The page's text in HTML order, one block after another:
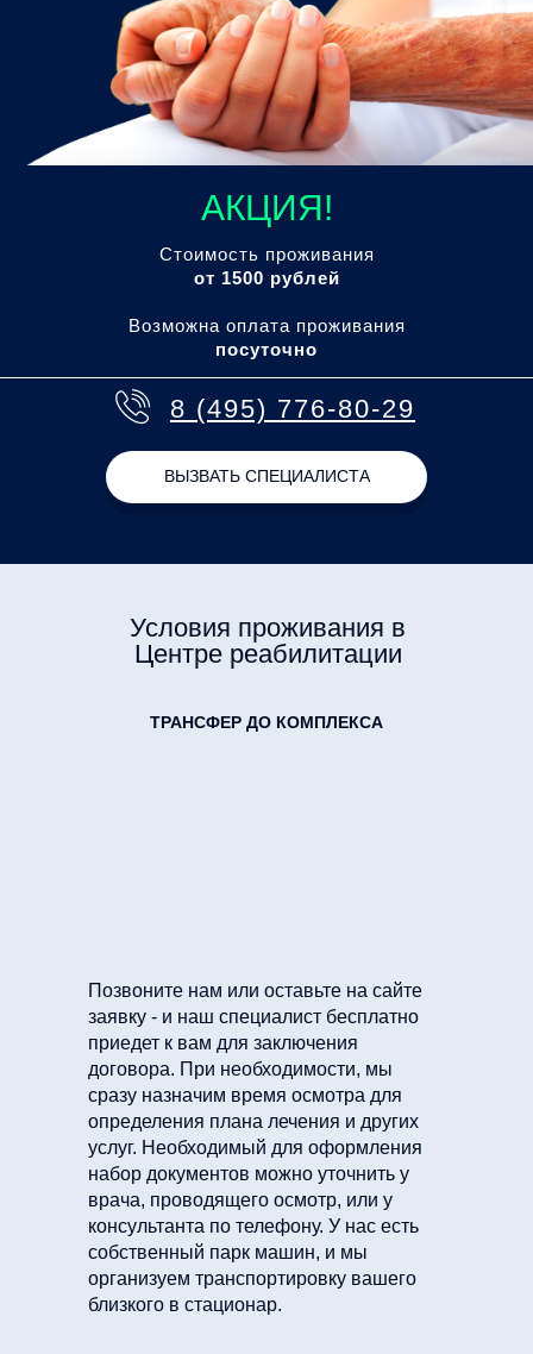
8 (495) 776-80-29
АКЦИЯ!
ВЫЗВАТЬ СПЕЦИАЛИСТА
Стоимость проживания
от 1500 рублей
Возможна оплата проживания
посуточно
ТРАНСФЕР ДО КОМПЛЕКСА
Позвоните нам или оставьте на сайте
заявку - и наш специалист бесплатно
приедет к вам для заключения
договора. При необходимости, мы
сразу назначим время осмотра для
определения плана лечения и других
услуг. Необходимый для оформления
набор документов можно уточнить у
врача, проводящего осмотр, или у
консультанта по телефону. У нас есть
собственный парк машин, и мы
организуем транспортировку вашего
близкого в стационар.
Условия проживания в
Центре реабилитации